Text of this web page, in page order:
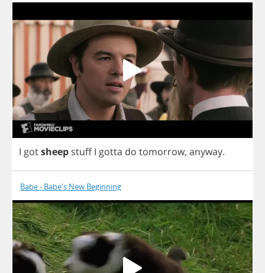
I gotsheep stuff I gotta do tomorrow, anyway.
Babe - Babe's New Beginning